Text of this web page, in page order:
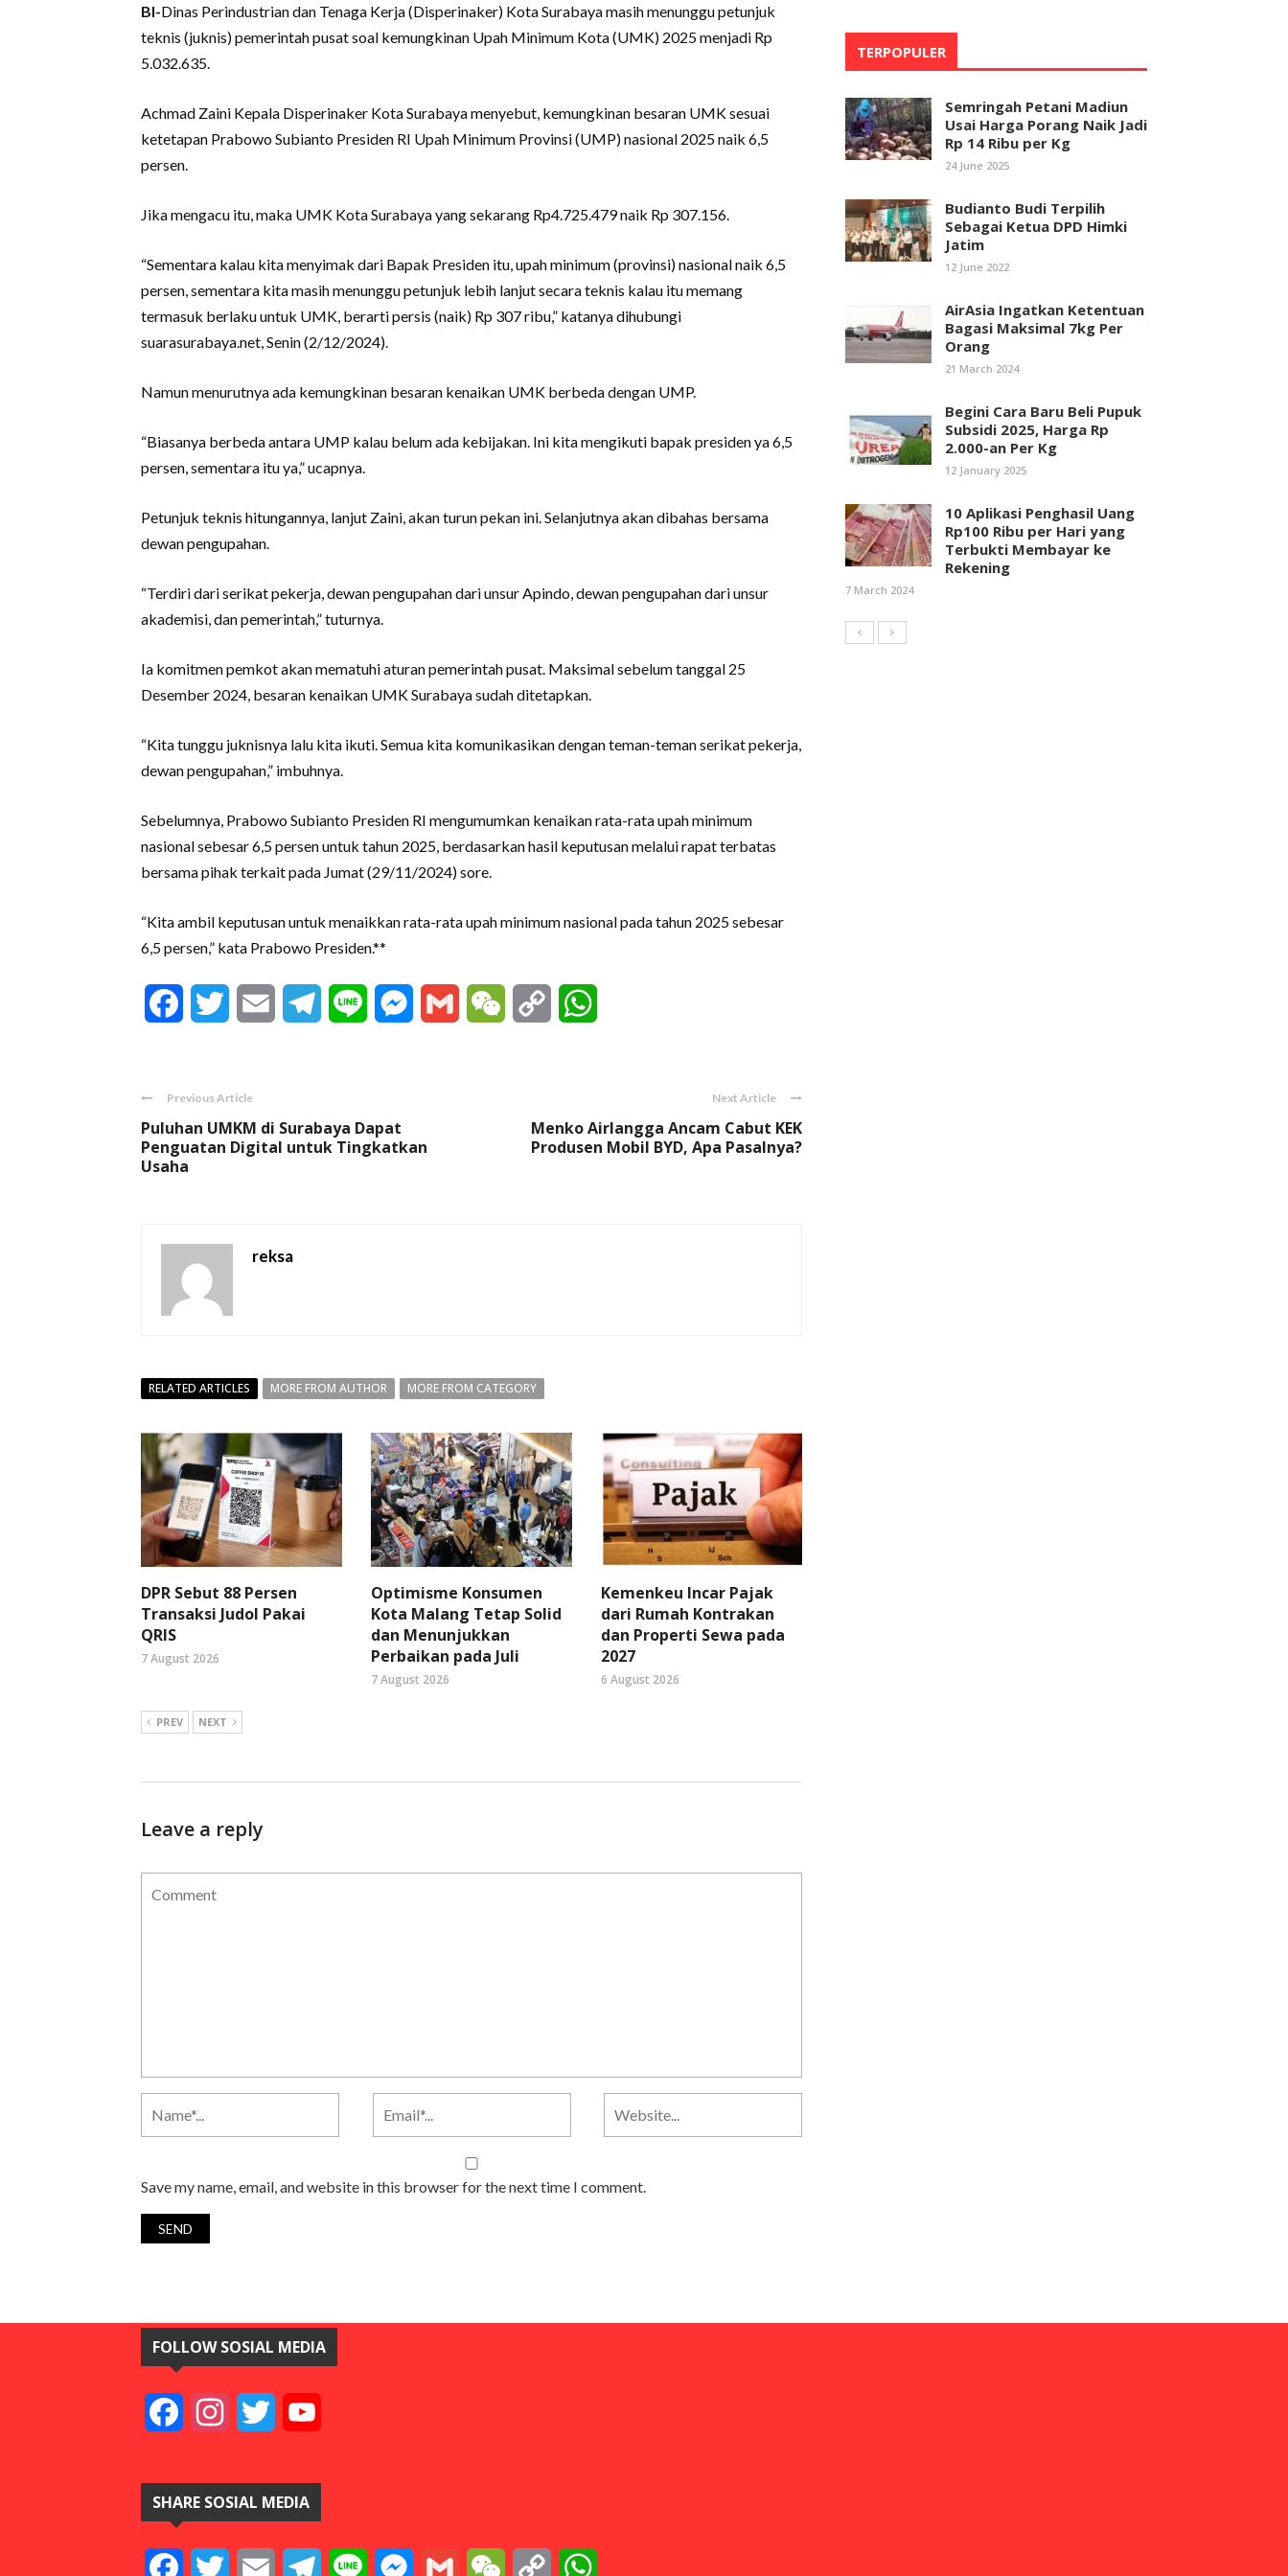
BI-Dinas Perindustrian dan Tenaga Kerja (Disperinaker) Kota Surabaya masih menunggu petunjuk
teknis (juknis) pemerintah pusat soal kemungkinan Upah Minimum Kota (UMK) 2025 menjadi Rp
5.032.635.
Achmad Zaini Kepala Disperinaker Kota Surabaya menyebut, kemungkinan besaran UMK sesuai
ketetapan Prabowo Subianto Presiden RI Upah Minimum Provinsi (UMP) nasional 2025 naik 6,5
persen.
Jika mengacu itu, maka UMK Kota Surabaya yang sekarang Rp4.725.479 naik Rp 307.156.
“Sementara kalau kita menyimak dari Bapak Presiden itu, upah minimum (provinsi) nasional naik 6,5
persen, sementara kita masih menunggu petunjuk lebih lanjut secara teknis kalau itu memang
termasuk berlaku untuk UMK, berarti persis (naik) Rp 307 ribu,” katanya dihubungi
suarasurabaya.net, Senin (2/12/2024).
Namun menurutnya ada kemungkinan besaran kenaikan UMK berbeda dengan UMP.
“Biasanya berbeda antara UMP kalau belum ada kebijakan. Ini kita mengikuti bapak presiden ya 6,5
persen, sementara itu ya,” ucapnya.
Petunjuk teknis hitungannya, lanjut Zaini, akan turun pekan ini. Selanjutnya akan dibahas bersama
dewan pengupahan.
“Terdiri dari serikat pekerja, dewan pengupahan dari unsur Apindo, dewan pengupahan dari unsur
akademisi, dan pemerintah,” tuturnya.
Ia komitmen pemkot akan mematuhi aturan pemerintah pusat. Maksimal sebelum tanggal 25
Desember 2024, besaran kenaikan UMK Surabaya sudah ditetapkan.
“Kita tunggu juknisnya lalu kita ikuti. Semua kita komunikasikan dengan teman-teman serikat pekerja,
dewan pengupahan,” imbuhnya.
Sebelumnya, Prabowo Subianto Presiden RI mengumumkan kenaikan rata-rata upah minimum
nasional sebesar 6,5 persen untuk tahun 2025, berdasarkan hasil keputusan melalui rapat terbatas
bersama pihak terkait pada Jumat (29/11/2024) sore.
“Kita ambil keputusan untuk menaikkan rata-rata upah minimum nasional pada tahun 2025 sebesar
6,5 persen,” kata Prabowo Presiden.**
FacebookTwitter Email Telegram
Line Messenger
Gmail WeChat Copy
Previous Article
Puluhan UMKM di Surabaya Dapat
Penguatan Digital untuk Tingkatkan
Usaha
Next Article
Menko Airlangga Ancam Cabut KEK
Produsen Mobil BYD, Apa Pasalnya?
reksa
RELATED ARTICLES MORE FROM AUTHOR MORE FROM CATEGORY
DPR Sebut 88 Persen
Transaksi Judol Pakai
QRIS
7 August 2026
Optimisme Konsumen
Kota Malang Tetap Solid
dan Menunjukkan
Perbaikan pada Juli
7 August 2026
Kemenkeu Incar Pajak
dari Rumah Kontrakan
dan Properti Sewa pada
2027
6 August 2026
PREV NEXT
Leave a reply
Save my name, email, and website in this browser for the next time I comment.
TERPOPULER
Semringah Petani Madiun
Usai Harga Porang Naik Jadi
Rp 14 Ribu per Kg
24 June 2025
Budianto Budi Terpilih
Sebagai Ketua DPD Himki
Jatim
12 June 2022
AirAsia Ingatkan Ketentuan
Bagasi Maksimal 7kg Per
Orang
21 March 2024
Begini Cara Baru Beli Pupuk
Subsidi 2025, Harga Rp
2.000-an Per Kg
12 January 2025
10 Aplikasi Penghasil Uang
Rp100 Ribu per Hari yang
Terbukti Membayar ke
Rekening
7 March 2024
FOLLOW SOSIAL MEDIA
FacebookInstagramTwitter
SHARE SOSIAL MEDIA
FacebookTwitter Email TelegramLine Messenger
Gmail WeChat Copy